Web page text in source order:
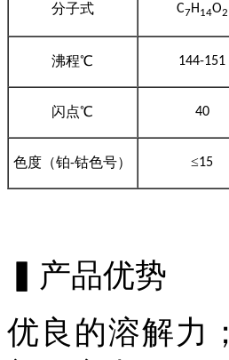
分子式 C7H14O2
沸程℃ 144-151
闪点℃ 40
色度（铂-钴色号） ≤15
▍产品优势
优良的溶解力 ；